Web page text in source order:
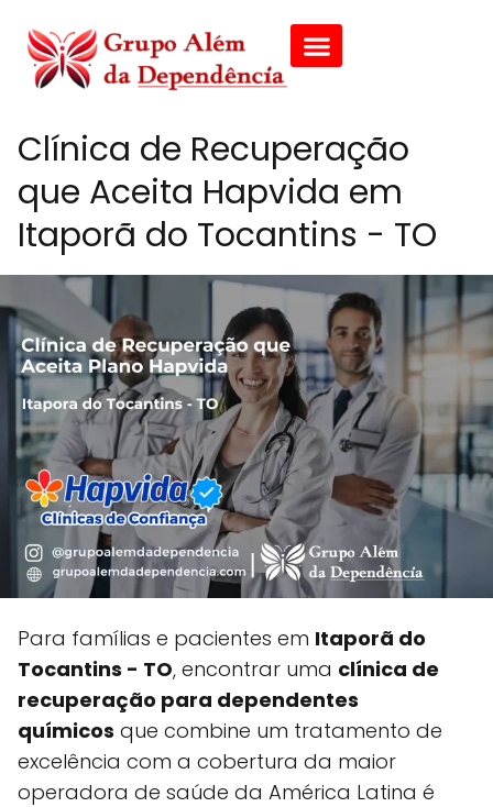
Clínica de Recuperação
que Aceita Hapvida em
Itaporã do Tocantins - TO
Para famílias e pacientes em Itaporã do
Tocantins - TO, encontrar uma clínica de
recuperação para dependentes
químicos que combine um tratamento de
excelência com a cobertura da maior
operadora de saúde da América Latina é